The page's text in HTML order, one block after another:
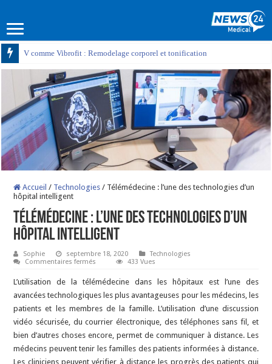
V comme Vibrofit : Remodelage corporel et tonification
Accueil / Technologies / Télémédecine : l’une des technologies d’un
hôpital intelligent
Télémédecine : l’une des technologies d’un
hôpital intelligent
Sophie septembre 18, 2020
Technologies
Commentaires fermés
l’une
des
technologies
d’un
intelligent
433 Vues
L’utilisation de la télémédecine dans les hôpitaux est l’une des
avancées technologiques les plus avantageuses pour les médecins, les
patients et les membres de la famille. L’utilisation d’une discussion
vidéo sécurisée, du courrier électronique, des téléphones sans fil, et
bien d’autres choses encore, permet de communiquer à distance. Les
médecins peuvent tenir les familles des patients informées à distance.
Les cliniciens peuvent vérifier à distance les progrès des patients qui